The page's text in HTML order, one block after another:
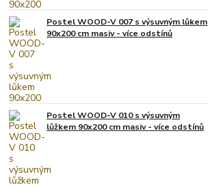
Postel WOOD-V 007 s výsuvným lůkem
90x200 cm masiv - více odstínů
Postel WOOD-V 010 s výsuvným
lůžkem 90x200 cm masiv - více odstínů